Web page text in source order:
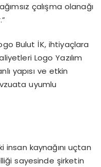
çalışma olanağı
Bulut İK, ihtiyaçlara
Logo Yazılım
yapısı ve etkin
uyumlu
kaynağını uçtan
sayesinde şirketin